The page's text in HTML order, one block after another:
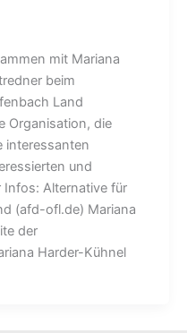
mit Mariana
beim
Land
Organisation, die
interessanten
und
Alternative für
(afd-ofl.de) Mariana
der
Harder-Kühnel